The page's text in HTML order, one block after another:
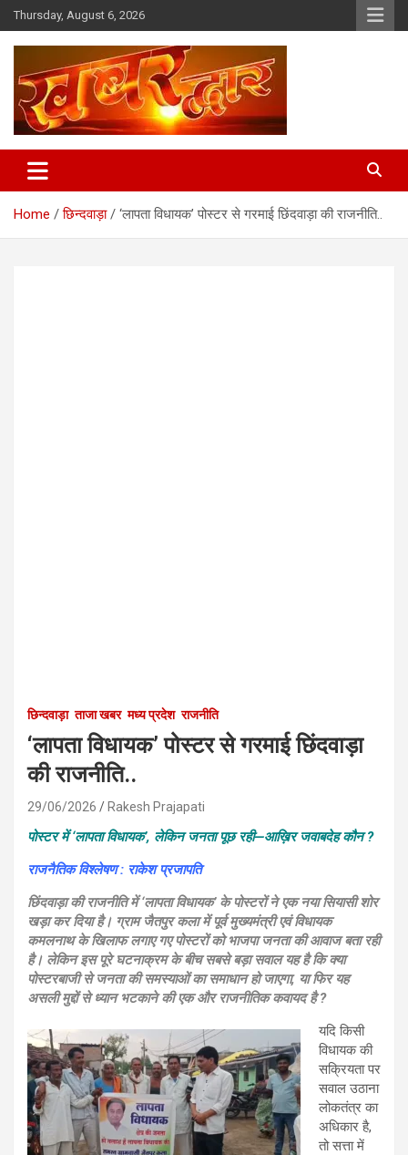
Skip
to
content
Thursday, August 6, 2026
Khabar Dwar
Home छिन्दवाड़ा ‘लापता विधायक’ पोस्टर से गरमाई छिंदवाड़ा की राजनीति..
छिन्दवाड़ा ताजा खबर मध्य प्रदेश राजनीति
‘लापता विधायक’ पोस्टर से गरमाई छिंदवाड़ा
की राजनीति..
29/06/2026 Rakesh Prajapati
पोस्टर में ‘लापता विधायक’, लेकिन जनता पूछ रही—आख़िर जवाबदेह कौन ?
राजनैतिक विश्लेषण : राकेश प्रजापति
छिंदवाड़ा की राजनीति में ‘लापता विधायक’ के पोस्टरों ने एक नया सियासी शोर
खड़ा कर दिया है। ग्राम जैतपुर कला में पूर्व मुख्यमंत्री एवं विधायक
कमलनाथ के खिलाफ लगाए गए पोस्टरों को भाजपा जनता की आवाज बता रही
है। लेकिन इस पूरे घटनाक्रम के बीच सबसे बड़ा सवाल यह है कि क्या
पोस्टरबाजी से जनता की समस्याओं का समाधान हो जाएगा, या फिर यह
असली मुद्दों से ध्यान भटकाने की एक और राजनीतिक कवायद है ?
यदि किसी
विधायक की
सक्रियता पर
सवाल उठाना
लोकतंत्र का
अधिकार है,
तो सत्ता में